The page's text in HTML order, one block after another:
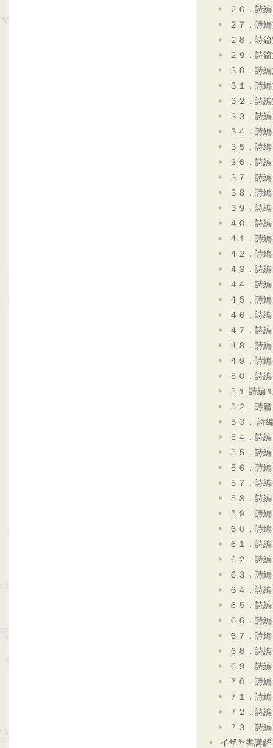
２６．詩
２７．詩
２８．詩
２９．詩
３０．詩
３１．詩
３２．詩
３３．詩
３４．詩
３５．詩
３６．詩
３７．詩
３８．詩
３９．詩
４０．詩
４１．詩
４２．詩
４３．詩
４４．詩
４５．詩
４６．詩
４７．詩
４８．詩
４９．詩
５０．詩
５１.詩編
５２．詩
５３． 詩
５４．詩
５５．詩
５６．詩
５７．詩
５８．詩
５９．詩
６０．詩
６１．詩
６２．詩
６３．詩
６４．詩
６５．詩
６６．詩
６７．詩
６８．詩
６９．詩
７０．詩
７１．詩
７２．詩
７３．詩
イザヤ書講解